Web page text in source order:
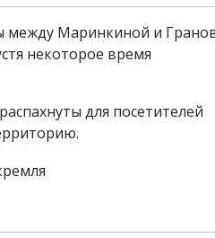
между Маринкиной и
некоторое время
для посетителей